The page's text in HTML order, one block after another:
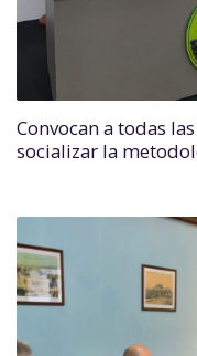
Convocan a todas
socializar la